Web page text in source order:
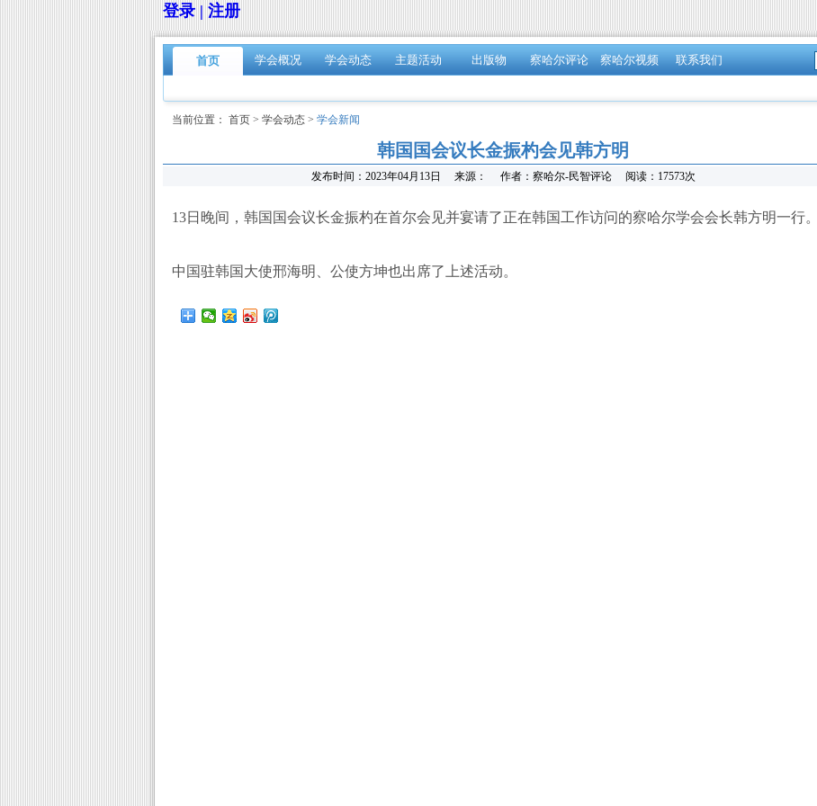
登录 | 注册
首页 学会概况 学会动态 主题活动 出版物 察哈尔评论 察哈尔视频 联系我们
当前位置： 首页 > 学会动态 > 学会新闻
韩国国会议长金振杓会见韩方明
发布时间： 2023年04月13日 来源： 作者： 察哈尔-民智评论阅读： 17573次
13日晚间，韩国国会议长金振杓在首尔会见并宴请了正在韩国工作访问的察哈尔学会会长韩方明一行。
中国驻韩国大使邢海明、公使方坤也出席了上述活动。